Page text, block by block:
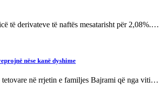
të derivateve të naftës mesatarisht për 2,08%.…
nëse kanë dyshime
tetovare në rrjetin e familjes Bajrami që nga viti…